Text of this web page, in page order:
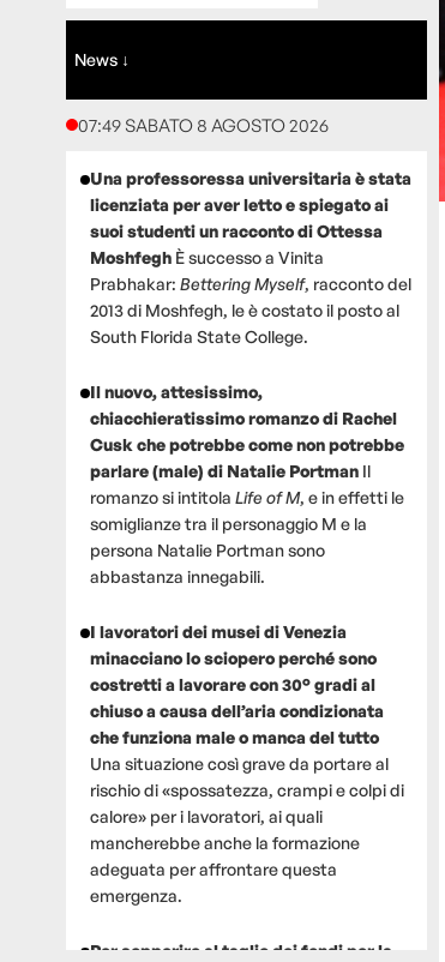
News ↓
07:49 SABATO 8 AGOSTO 2026
Una professoressa universitaria è stata
licenziata per aver letto e spiegato ai
suoi studenti un racconto di Ottessa
Moshfegh È successo a Vinita
Prabhakar: Bettering Myself, racconto del
2013 di Moshfegh, le è costato il posto al
South Florida State College.
Il nuovo, attesissimo,
chiacchieratissimo romanzo di Rachel
Cusk che potrebbe come non potrebbe
parlare (male) di Natalie Portman Il
romanzo si intitola Life of M, e in effetti le
somiglianze tra il personaggio M e la
persona Natalie Portman sono
abbastanza innegabili.
I lavoratori dei musei di Venezia
minacciano lo sciopero perché sono
costretti a lavorare con 30° gradi al
chiuso a causa dell’aria condizionata
che funziona male o manca del tutto
Una situazione così grave da portare al
rischio di «spossatezza, crampi e colpi di
calore» per i lavoratori, ai quali
mancherebbe anche la formazione
adeguata per affrontare questa
emergenza.
Per sopperire al taglio dei fondi per la